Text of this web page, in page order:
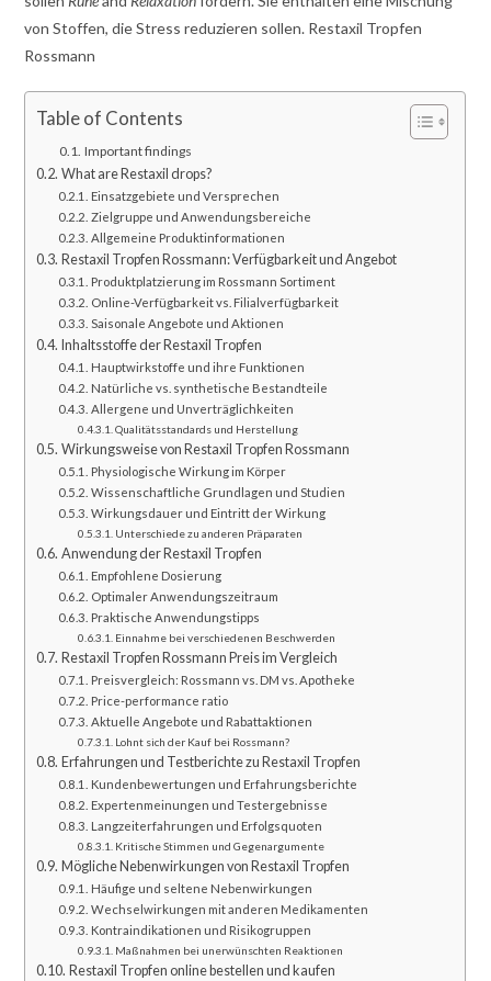
von Stoffen, die Stress reduzieren sollen. Restaxil Tropfen
Rossmann
Table of Contents
Important findings
What are Restaxil drops?
Einsatzgebiete und Versprechen
Zielgruppe und Anwendungsbereiche
Allgemeine Produktinformationen
Restaxil Tropfen Rossmann: Verfügbarkeit und Angebot
Produktplatzierung im Rossmann Sortiment
Online-Verfügbarkeit vs. Filialverfügbarkeit
Saisonale Angebote und Aktionen
Inhaltsstoffe der Restaxil Tropfen
Hauptwirkstoffe und ihre Funktionen
Natürliche vs. synthetische Bestandteile
Allergene und Unverträglichkeiten
Qualitätsstandards und Herstellung
Wirkungsweise von Restaxil Tropfen Rossmann
Physiologische Wirkung im Körper
Wissenschaftliche Grundlagen und Studien
Wirkungsdauer und Eintritt der Wirkung
Unterschiede zu anderen Präparaten
Anwendung der Restaxil Tropfen
Empfohlene Dosierung
Optimaler Anwendungszeitraum
Praktische Anwendungstipps
Einnahme bei verschiedenen Beschwerden
Restaxil Tropfen Rossmann Preis im Vergleich
Preisvergleich: Rossmann vs. DM vs. Apotheke
Price-performance ratio
Aktuelle Angebote und Rabattaktionen
Lohnt sich der Kauf bei Rossmann?
Erfahrungen und Testberichte zu Restaxil Tropfen
Kundenbewertungen und Erfahrungsberichte
Expertenmeinungen und Testergebnisse
Langzeiterfahrungen und Erfolgsquoten
Kritische Stimmen und Gegenargumente
Mögliche Nebenwirkungen von Restaxil Tropfen
Häufige und seltene Nebenwirkungen
Wechselwirkungen mit anderen Medikamenten
Kontraindikationen und Risikogruppen
Maßnahmen bei unerwünschten Reaktionen
Restaxil Tropfen online bestellen und kaufen